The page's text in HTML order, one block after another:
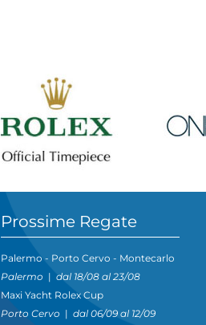
Prossime Regate
Palermo - Porto Cervo - Montecarlo
Palermo |dal 18/08 al 23/08
Maxi Yacht Rolex Cup
Porto Cervo |dal 06/09 al 12/09